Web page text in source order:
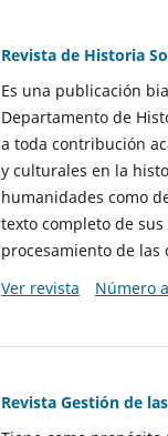
Revista de Historia
Es una publicación
Departamento de
a toda contribución
y culturales en la
humanidades como
texto completo de
procesamiento de
Ver revista
Número
Revista Gestión de